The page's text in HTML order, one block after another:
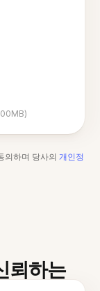
의하며 당사의 개인정
뢰하는